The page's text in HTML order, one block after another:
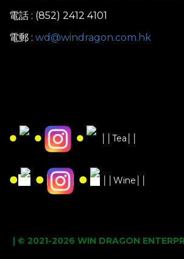
電話 : (852) 2412 4101
電郵 : wd@windragon.com.hk
● ● ● ││Tea││
● ● ● ││Wine││
| © 2021-2026 WIN DRAGON